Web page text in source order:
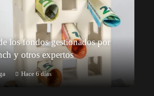
los fondos gestionados por
y otros expertos
Hace 6 días